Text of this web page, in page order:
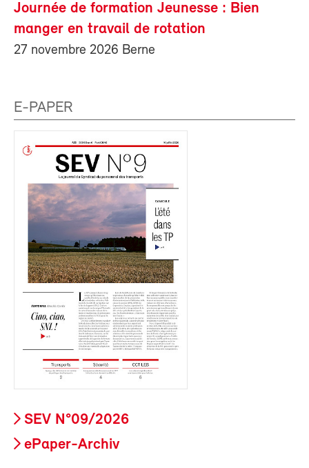
Journée de formation Jeunesse : Bien
manger en travail de rotation
27 novembre 2026 Berne
E-PAPER
SEV N°09/2026
ePaper-Archiv